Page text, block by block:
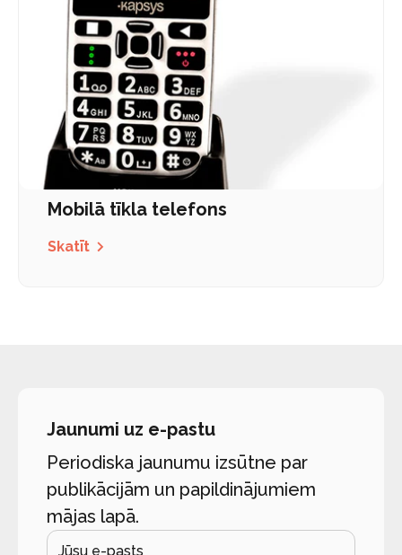
Mobilā tīkla telefons
Skatīt
Jaunumi uz e-pastu
Periodiska jaunumu izsūtne par
publikācijām un papildinājumiem
mājas lapā.